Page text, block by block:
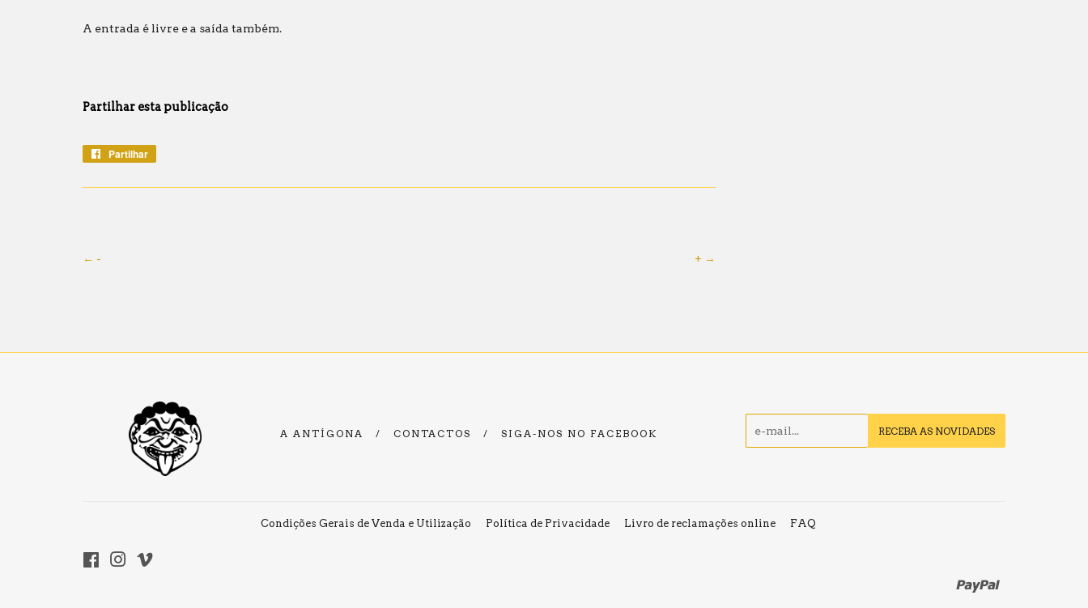
A entrada é livre e a saída também.
Partilhar esta publicação
Partilhar
Facebook
← - + →
A ANTÍGONA / CONTACTOS / SIGA-NOS NO FACEBOOK RECEBA AS NOVIDADES
Condições Gerais de Venda e Utilização Política de Privacidade Livro de reclamações online FAQ
FacebookInstagram
Paypal